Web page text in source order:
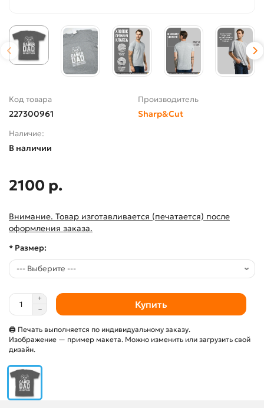
Код товара
227300961
Производитель
Sharp&Cut
Наличие:
В наличии
2100 р.
Внимание. Товар изготавливается (печатается) после
оформления заказа.
* Размер:
Купить
🖨 Печать выполняется по индивидуальному заказу.
Изображение — пример макета. Можно изменить или загрузить свой
дизайн.